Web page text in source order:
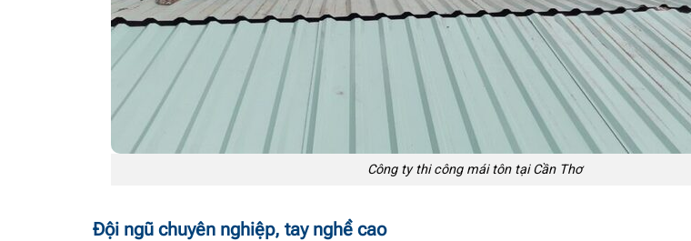
Công ty thi công mái tôn tại Cần Thơ
Đội ngũ chuyên nghiệp, tay nghề cao